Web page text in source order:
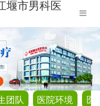
堰市男科医
团队 医院环境 医